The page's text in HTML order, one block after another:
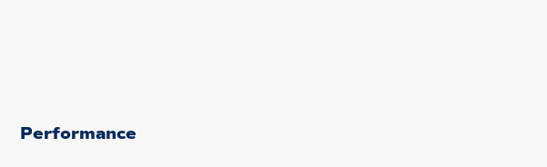
Performance